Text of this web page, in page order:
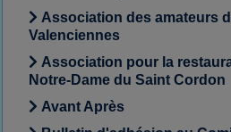
Association des amateurs
Valenciennes
Association pour la
Notre-Dame du Saint Cordon
Avant Après